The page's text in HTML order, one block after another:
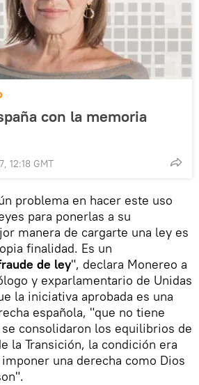
con la memoria
12:18 GMT
problema en hacer este uso
para ponerlas a su
manera de cargarte una ley es
finalidad. Es un
de ley", declara Monereo a
y exparlamentario de Unidas
la iniciativa aprobada es una
española, "que no tiene
consolidaron los equilibrios de
la Transición, la condición era
una derecha como Dios